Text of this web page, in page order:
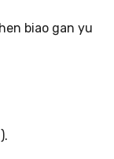
biao gan yu